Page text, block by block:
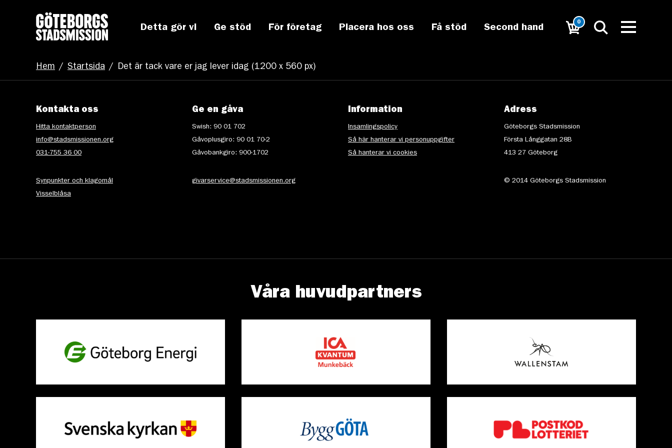
Detta gör vi Ge stöd För företag Placera hos oss Få stöd Second hand
0
Hem / Startsida / Det är tack vare er jag lever idag (1200 x 560 px)
Kontakta oss
Hitta kontaktperson
info@stadsmissionen.org
031-755 36 00
Synpunkter och klagomål
Visselblåsa
Ge en gåva
Swish: 90 01 702
Gåvoplusgiro: 90 01 70-2
Gåvobankgiro: 900-1702
givarservice@stadsmissionen.org
Information
Insamlingspolicy
Så här hanterar vi personuppgifter
Så hanterar vi cookies
Adress
Göteborgs Stadsmission
Första Långgatan 28B
413 27 Göteborg
© 2014 Göteborgs Stadsmission
Våra huvudpartners